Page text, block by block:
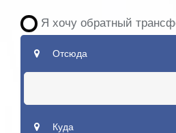
Я хочу обратный
Отсюда
Куда